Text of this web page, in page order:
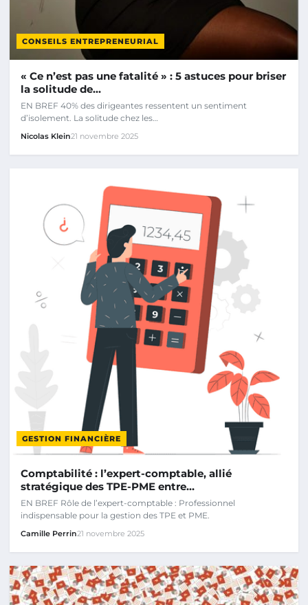
CONSEILS ENTREPRENEURIAL
« Ce n’est pas une fatalité » : 5 astuces pour briser
la solitude de…
EN BREF 40% des dirigeantes ressentent un sentiment
d’isolement. La solitude chez les…
Nicolas Klein21 novembre 2025
GESTION FINANCIÈRE
Comptabilité : l’expert-comptable, allié
stratégique des TPE-PME entre…
EN BREF Rôle de l’expert-comptable : Professionnel
indispensable pour la gestion des TPE et PME.
Camille Perrin21 novembre 2025